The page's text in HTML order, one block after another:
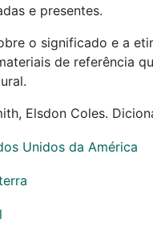
e presentes.
o significado e a
de referência
Elsdon Coles.
Unidos da América